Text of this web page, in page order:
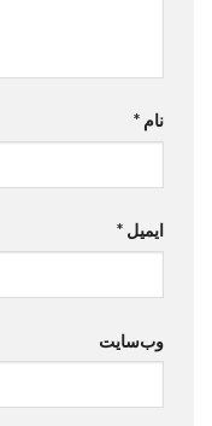
نام *
ایمیل *
وب‌سایت